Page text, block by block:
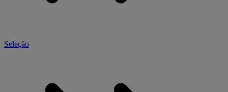
Seleção